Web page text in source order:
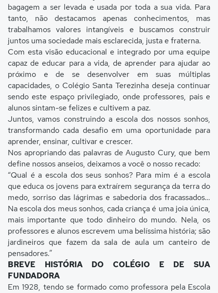
bagagem a ser levada e usada por toda a sua vida. Para
tanto, não destacamos apenas conhecimentos, mas
trabalhamos valores intangíveis e buscamos construir
juntos uma sociedade mais esclarecida, justa e fraterna.
Com esta visão educacional e integrado por uma equipe
capaz de educar para a vida, de aprender para ajudar ao
próximo e de se desenvolver em suas múltiplas
capacidades, o Colégio Santa Terezinha deseja continuar
sendo este espaço privilegiado, onde professores, pais e
alunos sintam-se felizes e cultivem a paz.
Juntos, vamos construindo a escola dos nossos sonhos,
transformando cada desafio em uma oportunidade para
aprender, ensinar, cultivar e crescer.
Nos apropriando das palavras de Augusto Cury, que bem
define nossos anseios, deixamos a você o nosso recado:
“Qual é a escola dos seus sonhos? Para mim é a escola
que educa os jovens para extraírem segurança da terra do
medo, sorriso das lágrimas e sabedoria dos fracassados…
Na escola dos meus sonhos, cada criança é uma joia única,
mais importante que todo dinheiro do mundo. Nela, os
professores e alunos escrevem uma belíssima história; são
jardineiros que fazem da sala de aula um canteiro de
pensadores.”
BREVE HISTÓRIA DO COLÉGIO E DE SUA
FUNDADORA
Em 1928, tendo se formado como professora pela Escola